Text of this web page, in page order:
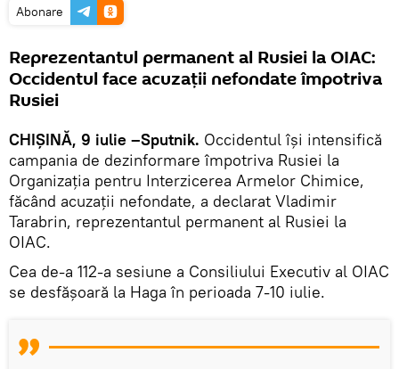
Abonare
Reprezentantul permanent al Rusiei la OIAC:
Occidentul face acuzații nefondate împotriva
Rusiei
CHIȘINĂ, 9 iulie –Sputnik. Occidentul își intensifică
campania de dezinformare împotriva Rusiei la
Organizația pentru Interzicerea Armelor Chimice,
făcând acuzații nefondate, a declarat Vladimir
Tarabrin, reprezentantul permanent al Rusiei la
OIAC.
Cea de-a 112-a sesiune a Consiliului Executiv al OIAC
se desfășoară la Haga în perioada 7-10 iulie.